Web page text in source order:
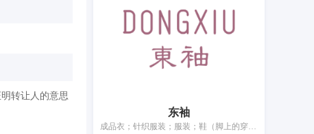
转让人的意思
东袖
成品衣；针织服装；服装；鞋（脚上的穿着物）；帽；袜；手套（服装）；围巾；皮带（服饰用）；睡眠用眼罩